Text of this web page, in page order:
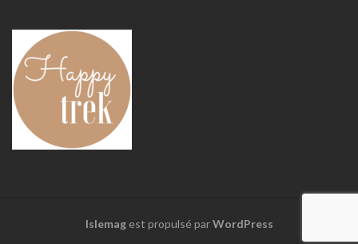
Islemagest propulsé parWordPress